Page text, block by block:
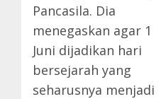
Pancasila. Dia
menegaskan agar 1
Juni dijadikan hari
bersejarah yang
seharusnya menjadi